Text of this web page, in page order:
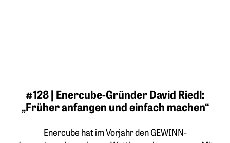
#128 | Enercube-Gründer David Riedl:
„Früher anfangen und einfach machen“
Enercube hat im Vorjahr den GEWINN-